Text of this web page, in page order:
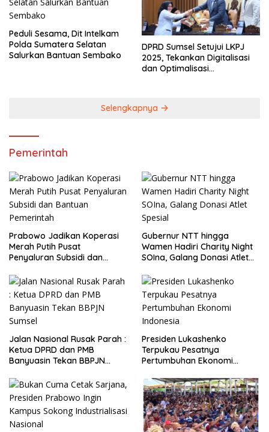
Peduli Sesama, Dit Intelkam
Polda Sumatera Selatan
Salurkan Bantuan Sembako
DPRD Sumsel Setujui LKPJ
2025, Tekankan Digitalisasi
dan Optimalisasi
Selengkapnya
Pemerintah
Prabowo Jadikan Koperasi
Merah Putih Pusat
Penyaluran Subsidi dan
Gubernur NTT hingga
Wamen Hadiri Charity Night
SOIna, Galang Donasi Atlet
Jalan Nasional Rusak Parah :
Ketua DPRD dan PMB
Banyuasin Tekan BBPJN
Presiden Lukashenko
Terpukau Pesatnya
Pertumbuhan Ekonomi